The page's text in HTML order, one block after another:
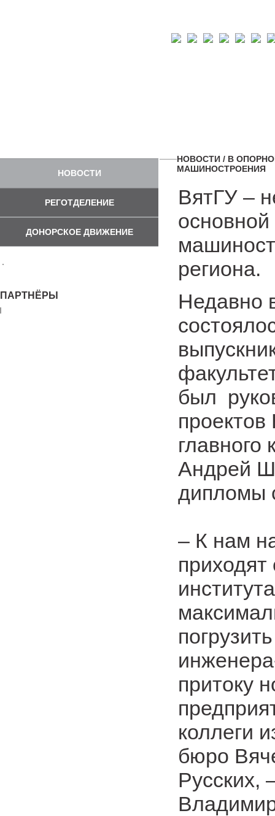
НОВОСТИ
РЕГОТДЕЛЕНИЕ
ДОНОРСКОЕ ДВИЖЕНИЕ
ПАРТНЁРЫ
НОВОСТИ / В
МАШИНОСТРОЕНИЯ
ВятГУ –
региона.
Недавно
был
Андрей
дипломы
– К нам
приходят
притоку
коллеги
бюро
Русских,